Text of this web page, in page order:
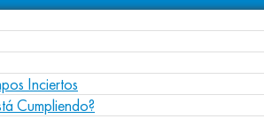
Inciertos
Cumpliendo?